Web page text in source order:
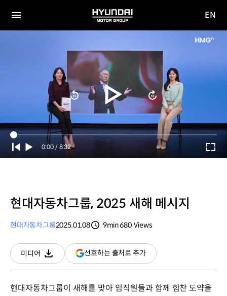
전체
HYUNDAI
MOTOR
사이
EN
Current
Time
0:00 / Duration
8:32
현대자동차그룹, 2025 새해 메시지
현대자동차그룹2025.01.08
9min680 Views
미디어
다운로드
선호하는 출처로 추가(새
창
현대자동차그룹이 새해를 맞아 임직원들과 함께 힘찬 도약을